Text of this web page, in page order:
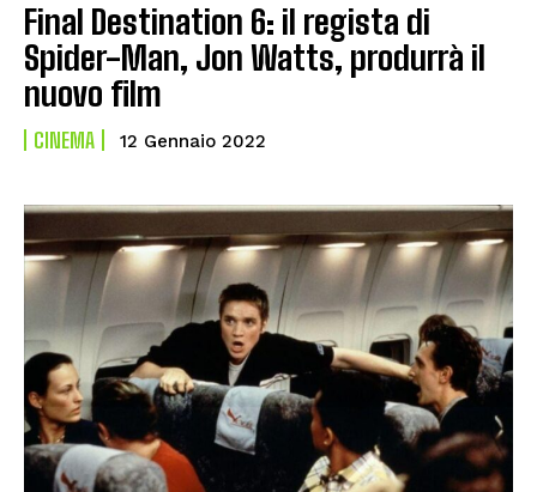
Final Destination 6: il regista di
Spider-Man, Jon Watts, produrrà il
nuovo film
CINEMA 12 Gennaio 2022